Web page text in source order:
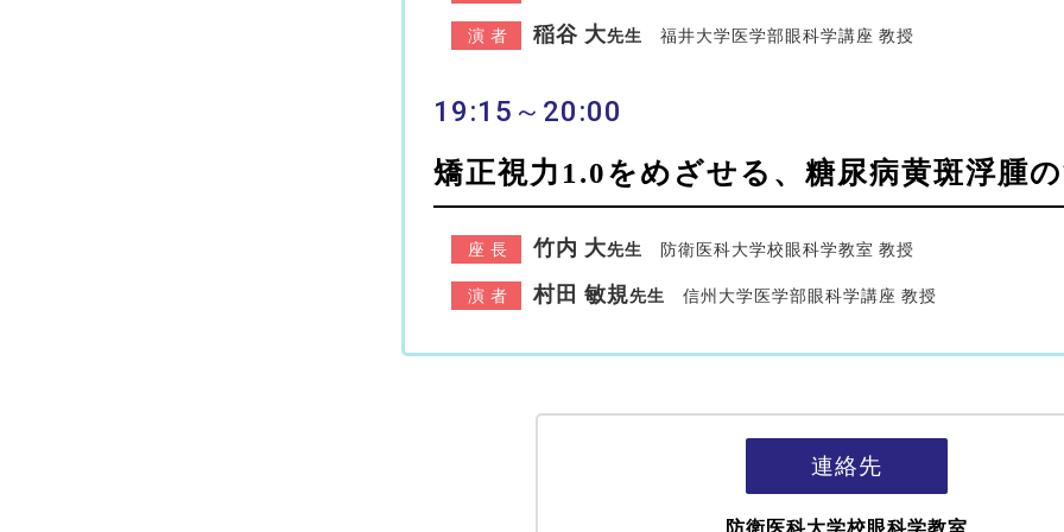
演者 稲谷 大先生 福井大学医学部眼科学講座 教授
19:15～20:00
矯正視力1.0をめざせる、糖尿病黄斑浮腫
座長 竹内 大先生 防衛医科大学校眼科学教室 教授
演者 村田 敏規先生 信州大学医学部眼科学講座 教授
連絡先